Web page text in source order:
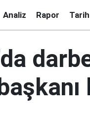
Analiz Rapor Tarih